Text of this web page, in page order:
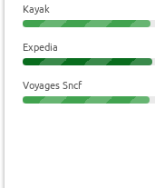
Kayak
Expedia
Voyages Sncf